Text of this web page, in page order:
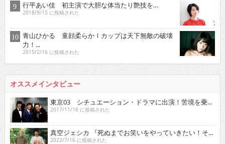
行平あい佳 初主演で大胆な体当たり艶技を…
2018/9/15 に投稿された
青山ひかる 童顔柔らかＩカップは天下無敵の破壊
力！...
2015/2/16 に投稿された
オススメインタビュー
東京03 シチュエーション・ドラマに出演！苦境を乗...
2017/11/16 に投稿された
真空ジェシカ 『死ぬまでお笑いをやっていきたい！そ...
2022/7/16 に投稿された